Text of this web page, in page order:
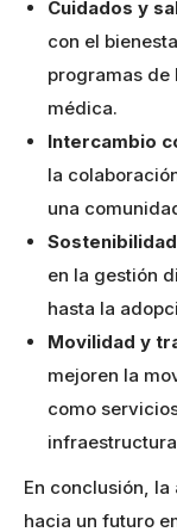
Cuidados y
con el
programas de
médica.
Intercambio
la
una
en la gestión
hasta la
Movilidad y
mejoren la
como
En conclusión,
hacia un futuro